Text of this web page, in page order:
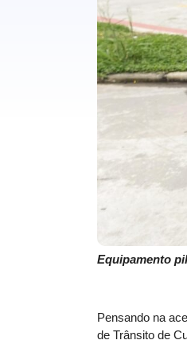
Equipamento
Pensando na
de Trânsito de